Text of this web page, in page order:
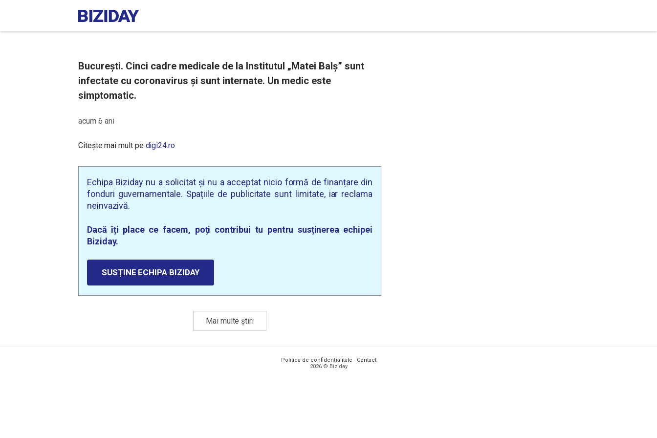
București. Cinci cadre medicale de la Institutul „Matei Balș” sunt
infectate cu coronavirus și sunt internate. Un medic este
simptomatic.
acum 6 ani
Citește mai mult pe digi24.ro
Echipa Biziday nu a solicitat și nu a acceptat nicio formă de finanțare din
fonduri guvernamentale. Spațiile de publicitate sunt limitate, iar reclama
neinvazivă.
Dacă îți place ce facem, poți contribui tu pentru susținerea echipei
Biziday.
SUSȚINE ECHIPA BIZIDAY
Mai multe știri
Politica de confidențialitate · Contact
2026 © Biziday